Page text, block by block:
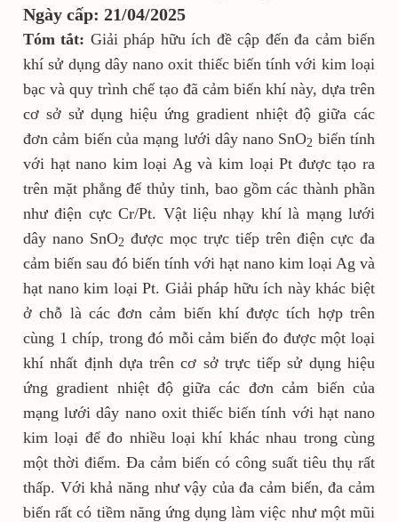
Ngày cấp: 21/04/2025
Tóm tắt: Giải pháp hữu ích đề cập đến đa cảm biến
khí sử dụng dây nano oxit thiếc biến tính với kim loại
bạc và quy trình chế tạo đã cảm biến khí này, dựa trên
cơ sở sử dụng hiệu ứng gradient nhiệt độ giữa các
đơn cảm biến của mạng lưới dây nano SnO2 biến tính
với hạt nano kim loại Ag và kim loại Pt được tạo ra
trên mặt phẳng đế thủy tinh, bao gồm các thành phần
như điện cực Cr/Pt. Vật liệu nhạy khí là mạng lưới
dây nano SnO2 được mọc trực tiếp trên điện cực đa
cảm biến sau đó biến tính với hạt nano kim loại Ag và
hạt nano kim loại Pt. Giải pháp hữu ích này khác biệt
ở chỗ là các đơn cảm biến khí được tích hợp trên
cùng 1 chíp, trong đó mỗi cảm biến đo được một loại
khí nhất định dựa trên cơ sở trực tiếp sử dụng hiệu
ứng gradient nhiệt độ giữa các đơn cảm biến của
mạng lưới dây nano oxit thiếc biến tính với hạt nano
kim loại để đo nhiều loại khí khác nhau trong cùng
một thời điểm. Đa cảm biến có công suất tiêu thụ rất
thấp. Với khả năng như vậy của đa cảm biến, đa cảm
biến rất có tiềm năng ứng dụng làm việc như một mũi